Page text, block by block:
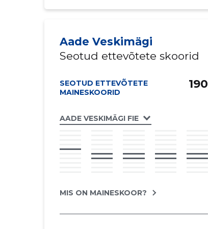
Aade Veskimägi
Seotud ettevõtete skoorid
SEOTUD ETTEVÕTETE
MAINESKOORID
AADE VESKIMÄGI FIE
190
MIS ON MAINESKOOR?